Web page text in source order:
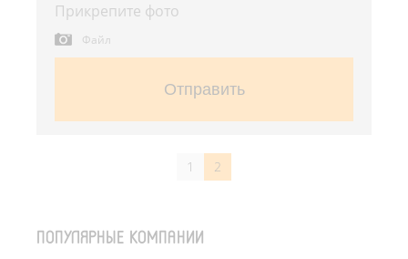
Прикрепите фото
Файл
Отправить
1 2
ПОПУЛЯРНЫЕ КОМПАНИИ